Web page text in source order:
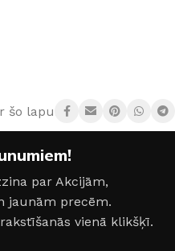
šo lapu:
par Akcijām,
jaunām precēm.
vienā klikšķī.